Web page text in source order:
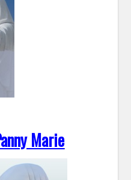
Marie